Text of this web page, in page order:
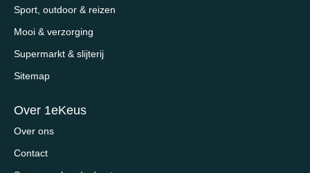
Sport, outdoor & reizen
Mooi & verzorging
Supermarkt & slijterij
Sitemap
Over 1eKeus
Over ons
Contact